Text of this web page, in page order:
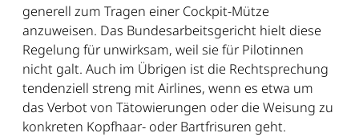
generell zum Tragen einer Cockpit-Mütze
anzuweisen. Das Bundesarbeitsgericht hielt diese
Regelung für unwirksam, weil sie für Pilotinnen
nicht galt. Auch im Übrigen ist die Rechtsprechung
tendenziell streng mit Airlines, wenn es etwa um
das Verbot von Tätowierungen oder die Weisung zu
konkreten Kopfhaar- oder Bartfrisuren geht.